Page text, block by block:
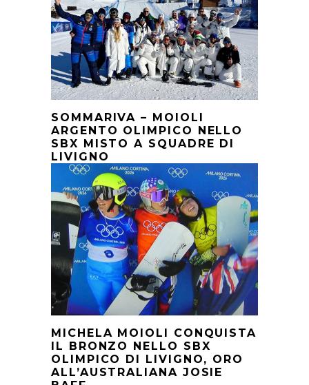
SOMMARIVA – MOIOLI
ARGENTO OLIMPICO NELLO
SBX MISTO A SQUADRE DI
LIVIGNO
MICHELA MOIOLI CONQUISTA
IL BRONZO NELLO SBX
OLIMPICO DI LIVIGNO, ORO
ALL’AUSTRALIANA JOSIE